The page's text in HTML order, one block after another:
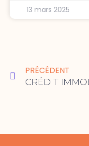
13 mars 2025
PRÉCÉDENT